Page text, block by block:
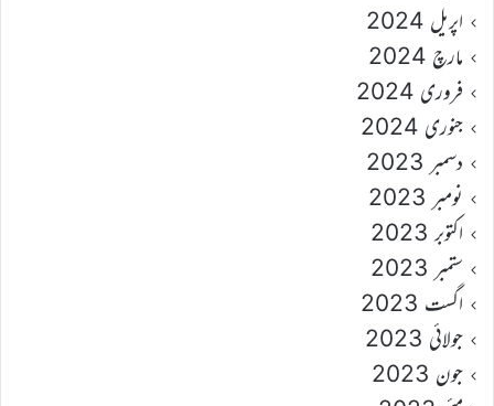
اپریل 2024
مارچ 2024
فروری 2024
جنوری 2024
دسمبر 2023
نومبر 2023
اکتوبر 2023
ستمبر 2023
اگست 2023
جولائی 2023
جون 2023